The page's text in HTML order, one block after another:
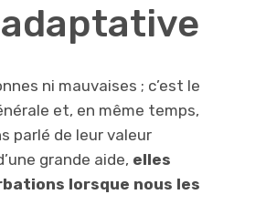
ni mauvaises ; c’est le
et, en même temps,
parlé de leur valeur
grande aide, elles
lorsque nous les